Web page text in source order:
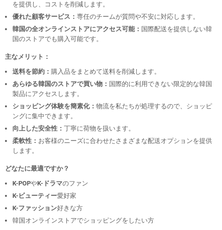
を提供し、コストを削減します。
優れた顧客サービス： 専任のチームが質問や不安に対応します。
韓国の全オンラインストアにアクセス可能： 国際配送を提供しない韓
国のストアでも購入可能です。
主なメリット：
送料を節約： 購入品をまとめて送料を削減します。
あらゆる韓国のストアで買い物： 国際的に利用できない限定的な韓国
製品にアクセスします。
ショッピング体験を簡素化： 物流を私たちが処理するので、ショッピ
ングに集中できます。
向上した安全性： 丁寧に荷物を扱います。
柔軟性： お客様のニーズに合わせたさまざまな配送オプションを提供
します。
どなたに最適ですか？
K-POPやK-ドラマのファン
K-ビューティー愛好家
K-ファッション好きな方
韓国オンラインストアでショッピングをしたい方